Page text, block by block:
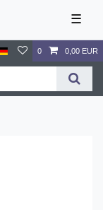
☰
0 0,00 EUR